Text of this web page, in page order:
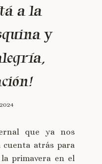
a la
y
que ya nos
cuenta atrás para
primavera en el